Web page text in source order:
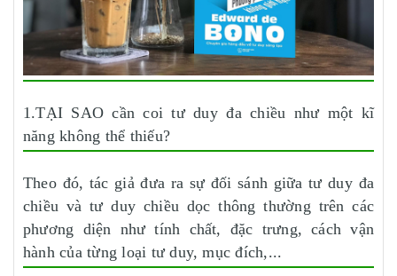
1.TẠI SAO cần coi tư duy đa chiều như một kĩ
năng không thể thiếu?
Theo đó, tác giả đưa ra sự đối sánh giữa tư duy đa
chiều và tư duy chiều dọc thông thường trên các
phương diện như tính chất, đặc trưng, cách vận
hành của từng loại tư duy, mục đích,...